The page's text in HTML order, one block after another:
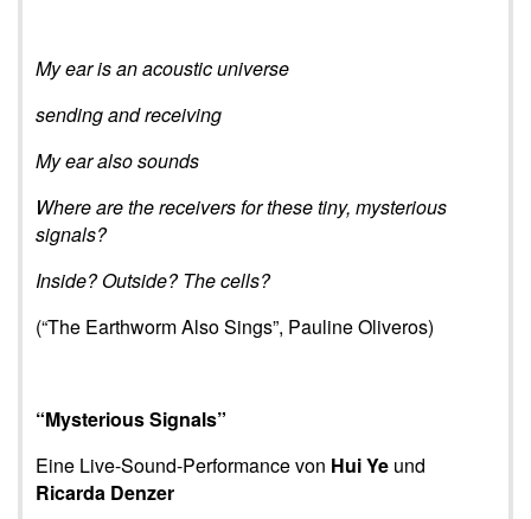
My ear is an acoustic universe
sending and receiving
My ear also sounds
Where are the receivers for these tiny, mysterious
signals?
Inside? Outside? The cells?
(“The Earthworm Also Sings”, Pauline Oliveros)
“Mysterious Signals”
Eine Live-Sound-Performance von Hui Ye und
Ricarda Denzer